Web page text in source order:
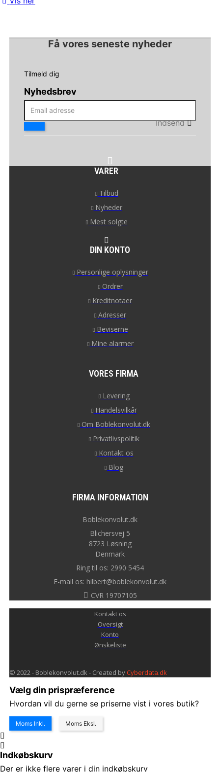
Få vores seneste nyheder
Tilmeld dig
Nyhedsbrev
Indsend
VARER
Tilbud
Nyheder
Mest solgte
DIN KONTO
Personlige oplysninger
Ordrer
Kreditnotaer
Adresser
Beviserne
Mine alarmer
VORES FIRMA
Levering
Handelsvilkår
Om Boblekonvolut.dk
Privatlivspolitik
Kontakt os
Blog
FIRMA INFORMATION
Boblekonvolut.dk
Blichersvej 5
8723 Løsning
Denmark
Ring til os: 2990 5454
E-mail os: hilbert@boblekonvolut.dk
CVR 19707105
Kontakt os
Oversigt
Konto
Ønskeliste
© 2022 - Boblekonvolut.dk - Created byCyberdata.dk
Vælg din prispræference
Hvordan vil du gerne se priserne vist i vores butik?
Moms Inkl. Moms Eksl.
Indkøbskurv
Der er ikke flere varer i din indkøbskurv